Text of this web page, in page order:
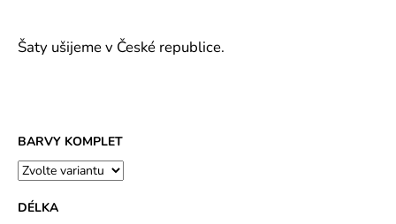
Šaty ušijeme v České republice.
BARVY KOMPLET
DÉLKA
1-
28201-
PODPATKU
1
390
Kč